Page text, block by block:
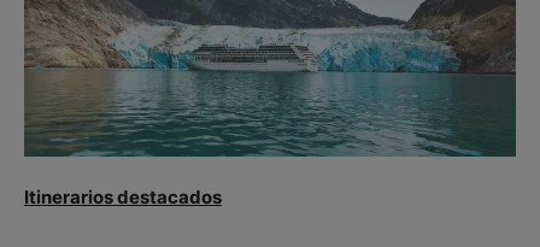
Itinerarios destacados